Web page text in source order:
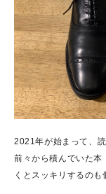
2021年が始まって、
前々から積んでいた本
くとスッキリするのも